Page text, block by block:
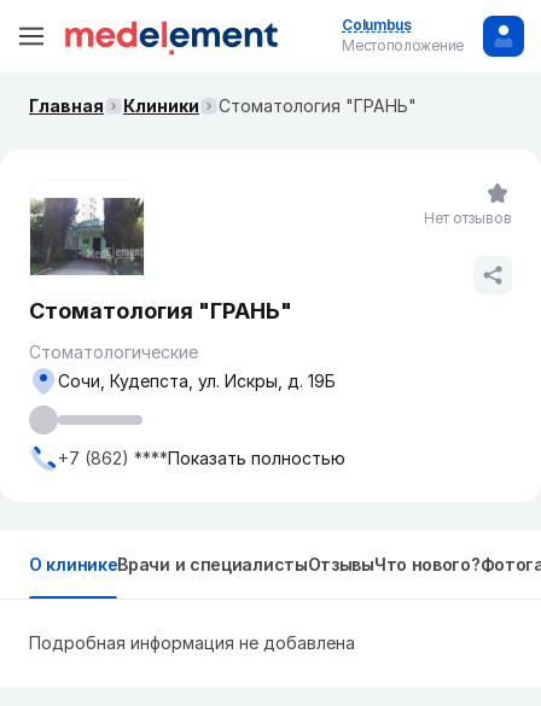
Columbus
Местоположение
Главная Клиники Стоматология "ГРАНЬ"
Стоматология "ГРАНЬ"
Стоматологические
Сочи, Кудепста, ул. Искры, д. 19Б
+7 (862) ****Показать полностью
Нет отзывов
О клиникеВрачи и специалистыОтзывыЧто нового?
Подробная информация не добавлена